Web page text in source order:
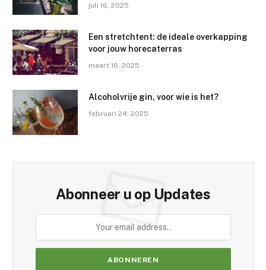
juli 16, 2025
Een stretchtent: de ideale overkapping
voor jouw horecaterras
maart 16, 2025
Alcoholvrije gin, voor wie is het?
februari 24, 2025
Abonneer u op Updates